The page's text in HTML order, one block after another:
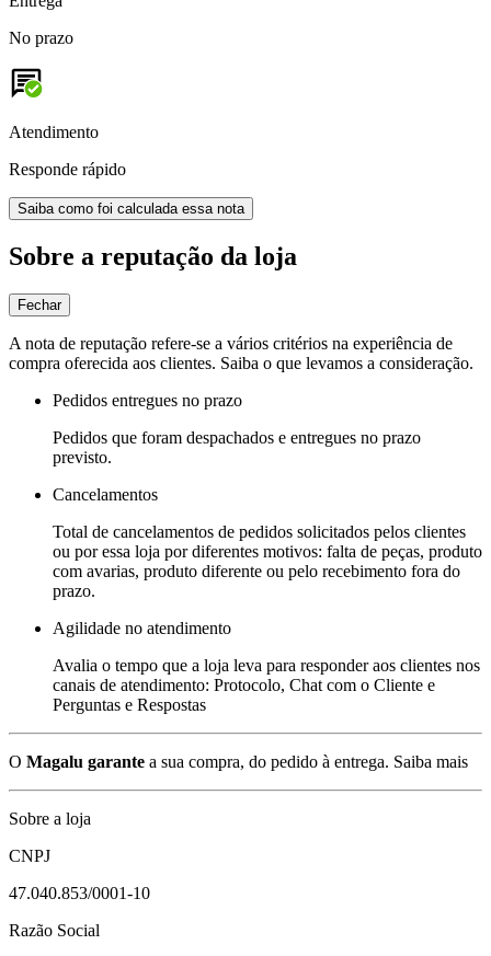
No prazo
Atendimento
Responde rápido
Saiba como foi calculada essa nota
Sobre a reputação da loja
Fechar
A nota de reputação refere-se a vários critérios na experiência de
compra oferecida aos clientes. Saiba o que levamos a consideração.
Pedidos entregues no prazo
Pedidos que foram despachados e entregues no prazo
previsto.
Cancelamentos
Total de cancelamentos de pedidos solicitados pelos clientes
ou por essa loja por diferentes motivos: falta de peças, produto
com avarias, produto diferente ou pelo recebimento fora do
prazo.
Agilidade no atendimento
Avalia o tempo que a loja leva para responder aos clientes nos
canais de atendimento: Protocolo, Chat com o Cliente e
Perguntas e Respostas
O Magalu garante a sua compra, do pedido à entrega. Saiba mais
Sobre a loja
CNPJ
47.040.853/0001-10
Razão Social